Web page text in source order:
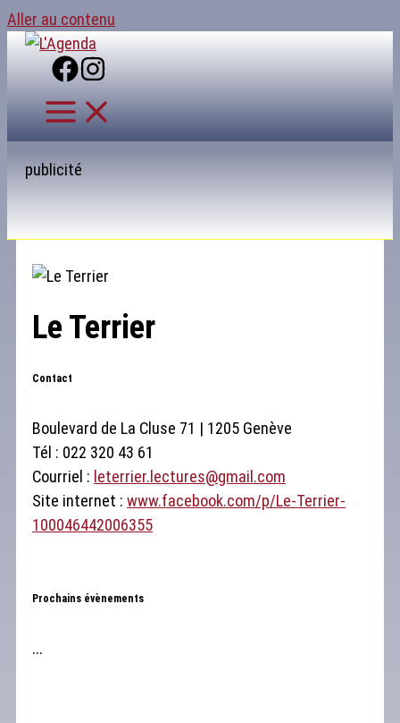
Aller au contenu
publicité
Le Terrier
Contact
Boulevard de La Cluse 71 | 1205 Genève
Tél : 022 320 43 61
Courriel : leterrier.lectures@gmail.com
Site internet :www.facebook.com/p/Le-Terrier-
100046442006355
Prochains évènements
...